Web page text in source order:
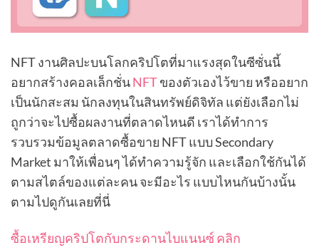
NFT งานศิลปะบนโลกคริปโตที่มาแรงสุดในซีซั่นนี้
อยากสร้างคอลเล็กชั่นNFTของตัวเองไว้ขาย หรืออยาก
เป็นนักสะสม นักลงทุนในสินทรัพย์ดิจิทัล แต่ยังเลือกไม่
ถูกว่าจะไปซื้อผลงานที่ตลาดไหนดี เราได้ทำการ
รวบรวมข้อมูลตลาดซื้อขาย NFT แบบ Secondary
Market มาให้เพื่อนๆ ได้ทำความรู้จัก และเลือกใช้กันได้
ตามสไตล์ของแต่ละคน จะมีอะไร แบบไหนกันบ้างนั้น
ตามไปดูกันเลยที่นี่
ซื้อเหรียญคริปโตกับกระดานไบแนนซ์ คลิก